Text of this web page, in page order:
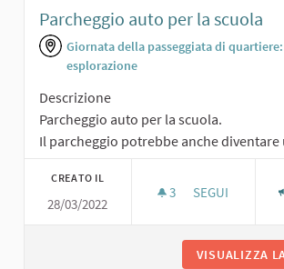
Parcheggio auto per la scuola
Giornata della passeggiata di
esplorazione
Descrizione
Parcheggio auto per la scuola.
Il parcheggio potrebbe anche diventare
CREATO IL
28/03/2022
3 3 SOSTENITORI
SEGUI
VISUALIZZA